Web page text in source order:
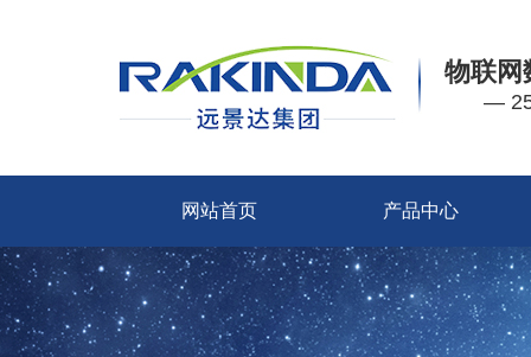
物联网
—
网站首页 产品中心